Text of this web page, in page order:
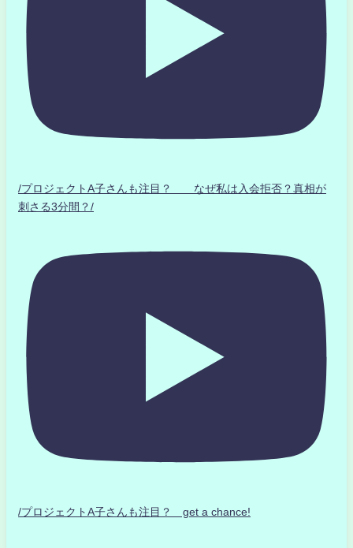
/プロジェクトA子さんも注目？ なぜ私は入会拒否？真相が
刺さる3分間？/
/プロジェクトA子さんも注目？ get a chance!